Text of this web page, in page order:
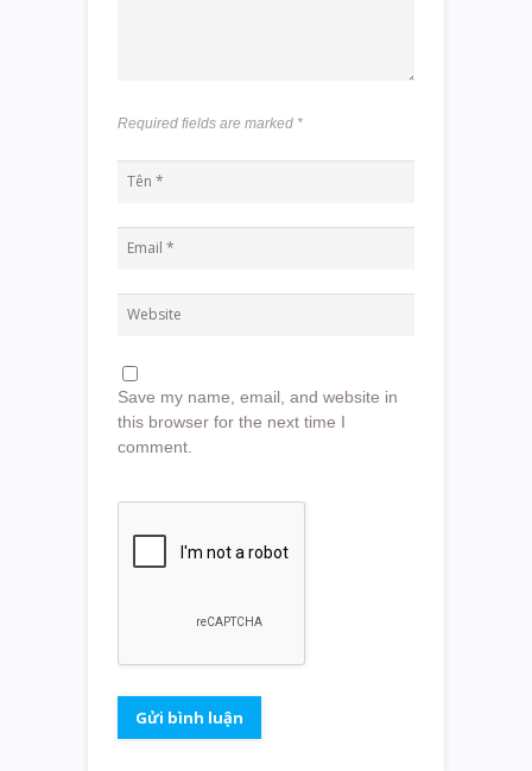
Required fields are marked *
Save my name, email, and website in
this browser for the next time I
comment.